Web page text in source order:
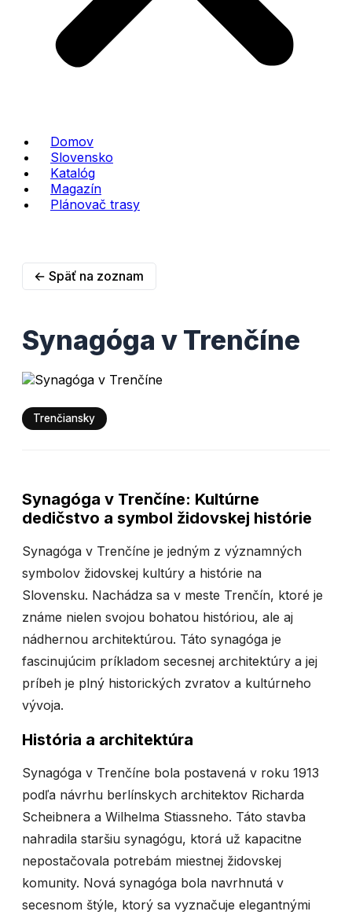
Domov
Slovensko
Katalóg
Magazín
Plánovač trasy
← Späť na zoznam
Synagóga v Trenčíne
Trenčiansky
Synagóga v Trenčíne: Kultúrne
dedičstvo a symbol židovskej histórie
Synagóga v Trenčíne je jedným z významných
symbolov židovskej kultúry a histórie na
Slovensku. Nachádza sa v meste Trenčín, ktoré je
známe nielen svojou bohatou históriou, ale aj
nádhernou architektúrou. Táto synagóga je
fascinujúcim príkladom secesnej architektúry a jej
príbeh je plný historických zvratov a kultúrneho
vývoja.
História a architektúra
Synagóga v Trenčíne bola postavená v roku 1913
podľa návrhu berlínskych architektov Richarda
Scheibnera a Wilhelma Stiassneho. Táto stavba
nahradila staršiu synagógu, ktorá už kapacitne
nepostačovala potrebám miestnej židovskej
komunity. Nová synagóga bola navrhnutá v
secesnom štýle, ktorý sa vyznačuje elegantnými